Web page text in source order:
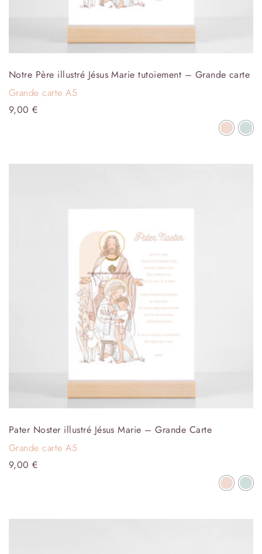
Notre Père illustré Jésus Marie tutoiement – Grande carte
Grande carte A5
9,00€
Pater Noster illustré Jésus Marie – Grande Carte
Grande carte A5
9,00€